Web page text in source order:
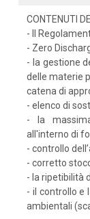
CONTENUTI
- Il
- Zero
- la gestione
delle materie
catena di
- elenco di
- la
all'interno di
- controllo
- corretto
- la ripetibilità
- il controllo e
ambientali